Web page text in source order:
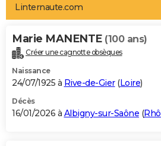
Art de vivre
Bien-être
Loisirs
Mode
Modes de vie
Alimentation
Guide de la santé
Maladies
Médicaments
Sommeil
VOYAGE
Destinations
City break
Voyage nature
Voyage de noces
Forum
Climat
+PHOTO
GUIDES D'ACHAT
BONS PLANS
Linternaute.com
Marie MANENTE (100 ans)
Créer une cagnotte obsèques
Naissance
24/07/1925 à Rive-de-Gier(Loire)
Décès
16/01/2026 à Albigny-sur-Saône (